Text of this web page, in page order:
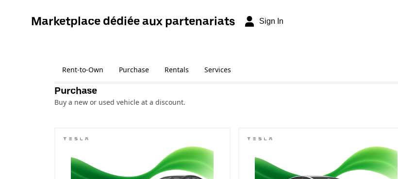
Marketplace dédiée aux partenariats Sign In
Rent-to-Own Purchase Rentals Services
Purchase
Buy a new or used vehicle at a discount.